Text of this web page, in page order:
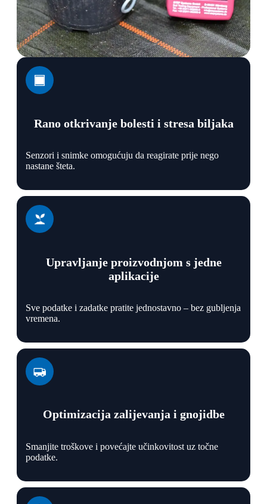
Rano otkrivanje bolesti i stresa biljaka
Senzori i snimke omogućuju da reagirate prije nego
nastane šteta.
Upravljanje proizvodnjom s jedne
aplikacije
Sve podatke i zadatke pratite jednostavno – bez gubljenja
vremena.
Optimizacija zalijevanja i gnojidbe
Smanjite troškove i povećajte učinkovitost uz točne
podatke.